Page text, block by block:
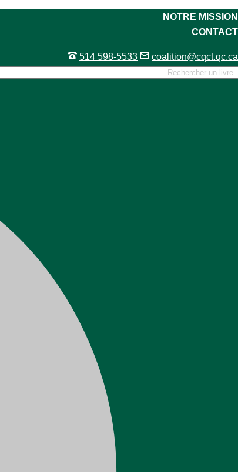
NOTRE MISSION
CONTACT
514 598-5533 coalition@cqct.qc.ca